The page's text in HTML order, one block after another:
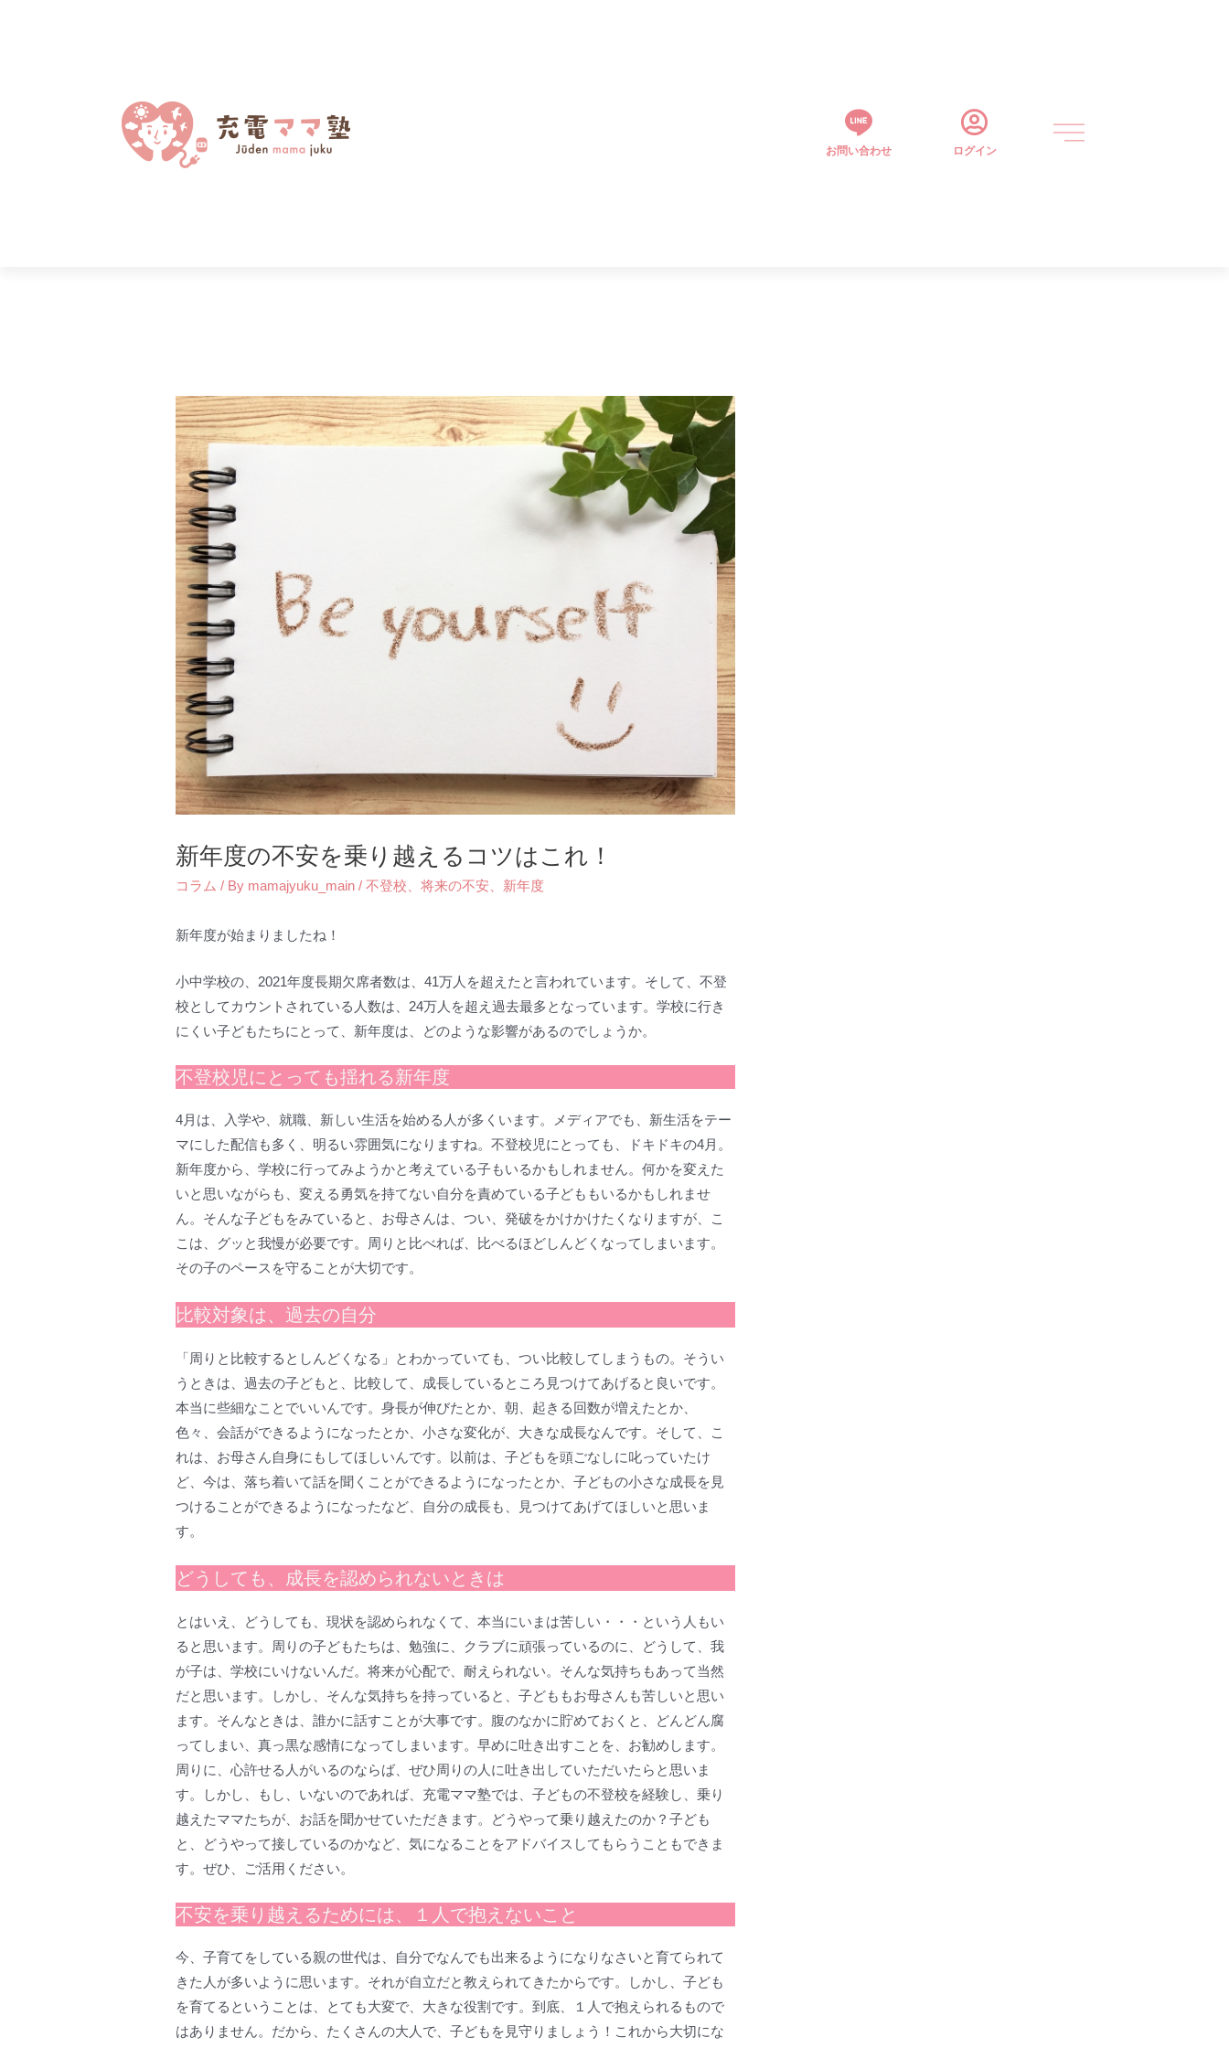
お問い合わせ ログイン
新年度の不安を乗り越えるコツはこれ！
コラム / By mamajyuku_main /不登校 、将来の不安 新年度
新年度が始まりましたね！
小中学校の、2021年度長期欠席者数は、41万人を超えたと言われています。そして、不登
校としてカウントされている人数は、24万人を超え過去最多となっています。学校に行き
にくい子どもたちにとって、新年度は、どのような影響があるのでしょうか。
不登校児にとっても揺れる新年度
4月は、入学や、就職、新しい生活を始める人が多くいます。メディアでも、新生活をテー
マにした配信も多く、明るい雰囲気になりますね。不登校児にとっても、ドキドキの4月。
新年度から、学校に行ってみようかと考えている子もいるかもしれません。何かを変えた
いと思いながらも、変える勇気を持てない自分を責めている子どももいるかもしれませ
ん。そんな子どもをみていると、お母さんは、つい、発破をかけかけたくなりますが、こ
こは、グッと我慢が必要です。周りと比べれば、比べるほどしんどくなってしまいます。
その子のペースを守ることが大切です。
比較対象は、過去の自分
「周りと比較するとしんどくなる」とわかっていても、つい比較してしまうもの。そうい
うときは、過去の子どもと、比較して、成長しているところ見つけてあげると良いです。
本当に些細なことでいいんです。身長が伸びたとか、朝、起きる回数が増えたとか、
色々、会話ができるようになったとか、小さな変化が、大きな成長なんです。そして、こ
れは、お母さん自身にもしてほしいんです。以前は、子どもを頭ごなしに叱っていたけ
ど、今は、落ち着いて話を聞くことができるようになったとか、子どもの小さな成長を見
つけることができるようになったなど、自分の成長も、見つけてあげてほしいと思いま
す。
どうしても、成長を認められないときは
とはいえ、どうしても、現状を認められなくて、本当にいまは苦しい・・・という人もい
ると思います。周りの子どもたちは、勉強に、クラブに頑張っているのに、どうして、我
が子は、学校にいけないんだ。将来が心配で、耐えられない。そんな気持ちもあって当然
だと思います。しかし、そんな気持ちを持っていると、子どももお母さんも苦しいと思い
ます。そんなときは、誰かに話すことが大事です。腹のなかに貯めておくと、どんどん腐
ってしまい、真っ黒な感情になってしまいます。早めに吐き出すことを、お勧めします。
周りに、心許せる人がいるのならば、ぜひ周りの人に吐き出していただいたらと思いま
す。しかし、もし、いないのであれば、充電ママ塾では、子どもの不登校を経験し、乗り
越えたママたちが、お話を聞かせていただきます。どうやって乗り越えたのか？子ども
と、どうやって接しているのかなど、気になることをアドバイスしてもらうこともできま
す。ぜひ、ご活用ください。
不安を乗り越えるためには、１人で抱えないこと
今、子育てをしている親の世代は、自分でなんでも出来るようになりなさいと育てられて
きた人が多いように思います。それが自立だと教えられてきたからです。しかし、子ども
を育てるということは、とても大変で、大きな役割です。到底、１人で抱えられるもので
はありません。だから、たくさんの大人で、子どもを見守りましょう！これから大切にな